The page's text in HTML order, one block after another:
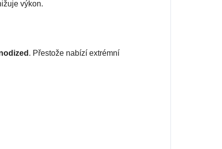
výkon.
. Přestože nabízí extrémní